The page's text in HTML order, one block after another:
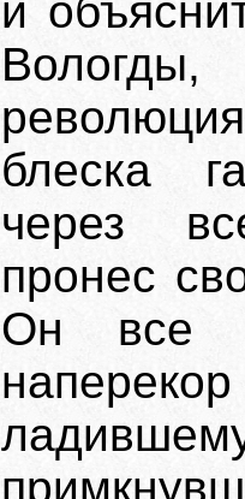
и
Вологды,
блеска
через
пронес
Он все